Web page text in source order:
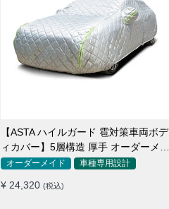
【ASTA ハイルガード 雹対策車両ボデ
ィカバー】5層構造 厚手 オーダーメイ
ド 凍結防止 防雪防風 極厚 防風ロープ
オーダーメイド 車種専用設計
¥ 24,320 (税込)